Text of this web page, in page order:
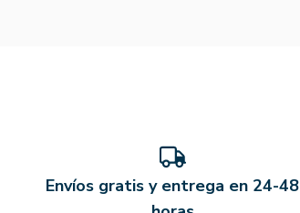
Envíos gratis y entrega en 24-48